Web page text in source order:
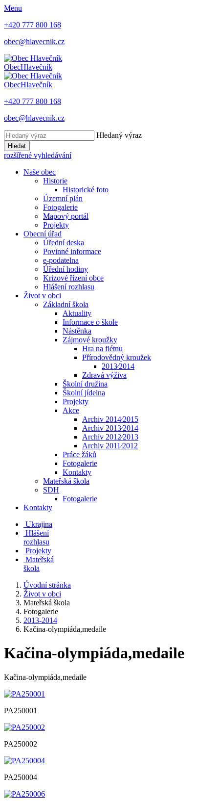
Menu
+420 777 800 168
obec@hlavecnik.cz
ObecHlavečník
ObecHlavečník
+420 777 800 168
obec@hlavecnik.cz
Hledaný výraz
Hledat
rozšířené vyhledávání
Naše obec
Historie
Historické foto
Územní plán
Fotogalerie
Mapový portál
Projekty
Obecní úřad
Úřední deska
Povinné informace
e-podatelna
Úřední hodiny
Krizové řízení obce
Hlášení rozhlasu
Život v obci
Základní škola
Aktuality
Informace o škole
Nástěnka
Zájmové kroužky
Hra na flétnu
Přírodovědný kroužek
2013⁄2014
Zdravá výživa
Školní družina
Školní jídelna
Projekty
Akce
Archiv 2014⁄2015
Archiv 2013⁄2014
Archiv 2012⁄2013
Archiv 2011⁄2012
Práce žáků
Fotogalerie
Kontakty
Mateřská škola
SDH
Fotogalerie
Kontakty
Ukrajina
Hlášení
rozhlasu
Projekty
Mateřská
škola
Úvodní stránka
Život v obci
Mateřská škola
Fotogalerie
2013-2014
Kačina-olympiáda,medaile
Kačina-olympiáda,medaile
Kačina-olympiáda,medaile
PA250001
PA250002
PA250004